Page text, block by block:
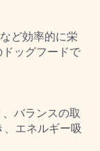
ど効率的に栄
ッグフードで
バランスの取
エネルギー吸